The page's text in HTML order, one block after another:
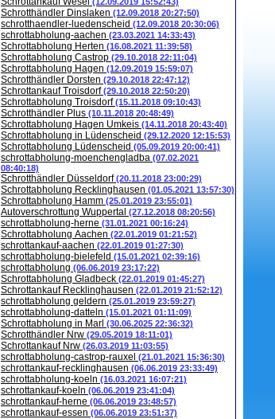
Schrotthändler Dinslaken (12.09.2018 20:27:50)
schrotthaendler-luedenscheid (12.09.2018 20:30:06)
schrottabholung-aachen (23.03.2021 14:33:43)
Schrottabholung Herten (16.08.2021 11:39:58)
Schrottabholung Castrop (29.10.2018 22:11:04)
Schrottabholung Hagen (12.09.2019 15:59:07)
Schrotthändler Dorsten (29.10.2018 22:47:12)
Schrottankauf Troisdorf(29.10.2018 22:50:20)
Schrottabholung Troisdorf(15.11.2018 09:10:43)
Schrotthändler Plus (10.11.2018 20:48:49)
Schrottabholung Hagen Umkeis (14.11.2018 20:43:40)
Schrottabholung in Lüdenscheid (29.12.2020 12:15:53)
Schrottabholung Lüdenscheid (05.09.2019 20:00:41)
schrottabholung-moenchengladba (07.02.2021
08:40:18)
Schrotthändler Düsseldorf(20.11.2018 23:00:29)
Schrottabholung Recklinghausen (01.05.2021 13:57:30)
Schrottabholung Hamm (25.01.2019 23:55:01)
Autoverschrottung Wuppertal (27.12.2018 08:20:56)
schrottabholung-herne (31.01.2021 00:16:24)
Schrottabholung Aachen (22.01.2019 01:21:52)
schrottankauf-aachen (22.01.2019 01:27:30)
schrottabholung-bielefeld (15.01.2021 02:39:16)
schrottabholung (06.06.2019 23:17:22)
Schrottabholung Gladbeck (22.01.2019 01:45:27)
Schrottankauf Recklinghausen (22.01.2019 21:52:12)
schrottabholung geldern (25.01.2019 23:59:27)
schrottabholung-datteln (15.01.2021 01:11:09)
Schrottabholung in Marl (30.06.2025 22:36:32)
Schrotthändler Nrw (29.05.2019 18:11:01)
Schrottankauf Nrw (26.03.2019 11:03:55)
schrottabholung-castrop-rauxel (21.01.2021 15:36:30)
schrottankauf-recklinghausen (06.06.2019 23:33:49)
schrottabholung-koeln (16.03.2021 16:07:21)
schrottankauf-koeln (06.06.2019 23:41:04)
schrottankauf-herne (06.06.2019 23:48:57)
schrottankauf-essen (06.06.2019 23:51:37)